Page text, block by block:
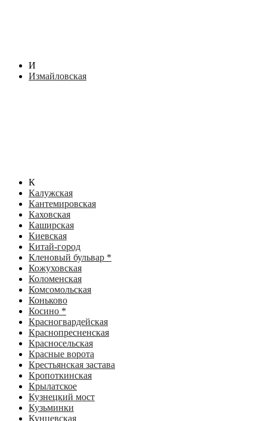
И
Измайловская
К
Калужская
Кантемировская
Каховская
Каширская
Киевская
Китай-город
Кленовый бульвар *
Кожуховская
Коломенская
Комсомольская
Коньково
Косино *
Красногвардейская
Краснопресненская
Красносельская
Красные ворота
Крестьянская застава
Кропоткинская
Крылатское
Кузнецкий мост
Кузьминки
Кунцевская